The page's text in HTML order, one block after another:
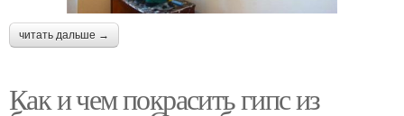
читать дальше →
Как и чем покрасить гипс из